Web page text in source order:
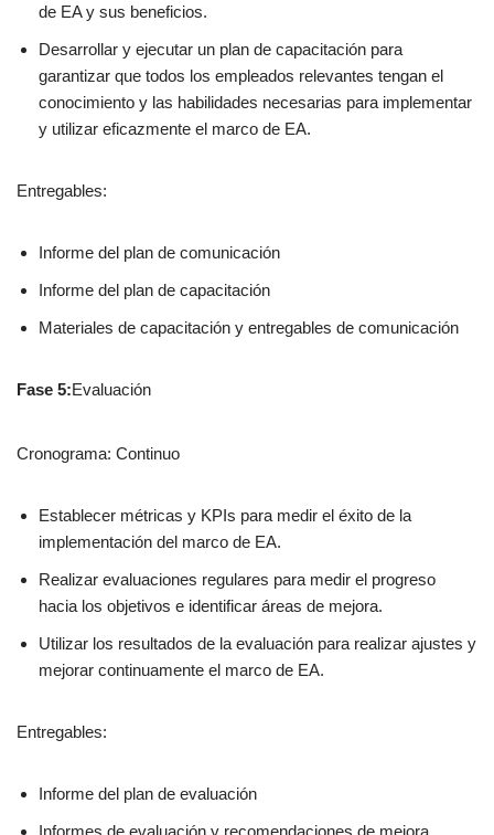
de EA y sus beneficios.
Desarrollar y ejecutar un plan de capacitación para
garantizar que todos los empleados relevantes tengan el
conocimiento y las habilidades necesarias para implementar
y utilizar eficazmente el marco de EA.
Entregables:
Informe del plan de comunicación
Informe del plan de capacitación
Materiales de capacitación y entregables de comunicación
Fase 5:Evaluación
Cronograma: Continuo
Establecer métricas y KPIs para medir el éxito de la
implementación del marco de EA.
Realizar evaluaciones regulares para medir el progreso
hacia los objetivos e identificar áreas de mejora.
Utilizar los resultados de la evaluación para realizar ajustes y
mejorar continuamente el marco de EA.
Entregables:
Informe del plan de evaluación